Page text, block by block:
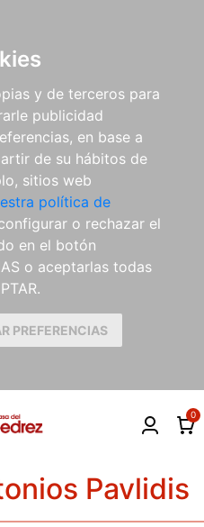
y de terceros para
publicidad
en base a
de su hábitos de
sitios web
política de
o rechazar el
en el botón
o aceptarlas todas
PREFERENCIAS
0
Pavlidis